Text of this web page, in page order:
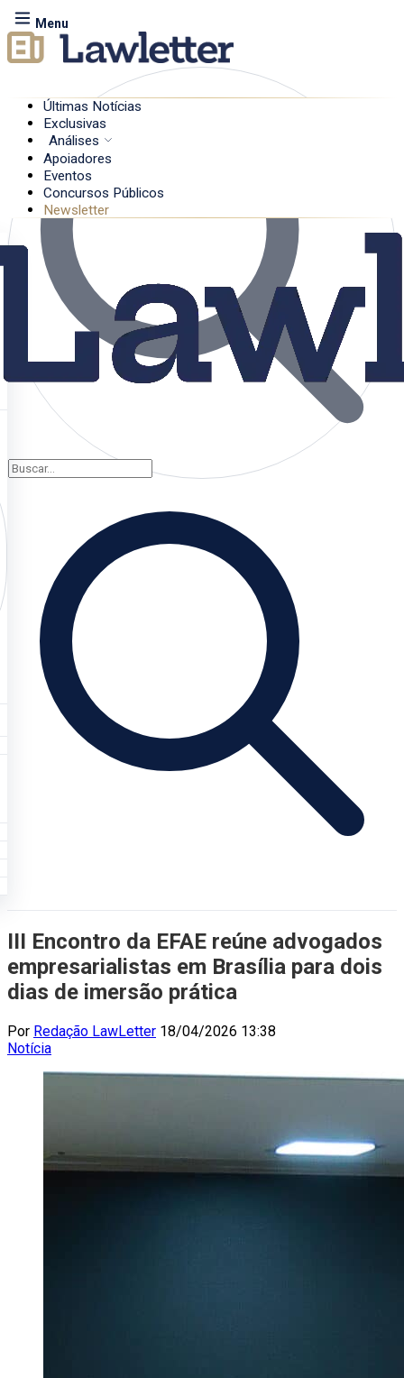
Menu
Últimas Notícias
Exclusivas
Análises
Apoiadores
Eventos
Concursos Públicos
Newsletter
III Encontro da EFAE reúne advogados
empresarialistas em Brasília para dois
dias de imersão prática
Por Redação LawLetter 18/04/2026 13:38
Notícia